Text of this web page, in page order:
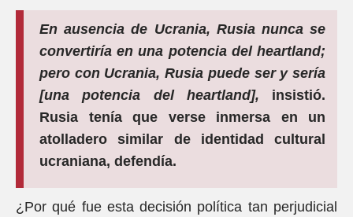
En ausencia de Ucrania, Rusia nunca se
convertiría en una potencia del heartland;
pero con Ucrania, Rusia puede ser y sería
[una potencia del heartland], insistió.
Rusia tenía que verse inmersa en un
atolladero similar de identidad cultural
ucraniana, defendía.
¿Por qué fue esta decisión política tan perjudicial